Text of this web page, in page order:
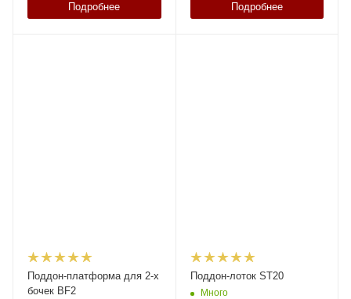
Подробнее Подробнее
Поддон-платформа для 2-х
бочек BF2
Поддон-лоток ST20
Много